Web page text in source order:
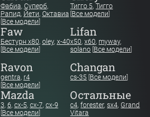
Фабиа, Суперб,
Рапид, Йети, Октавиа
[Все модели]
Тигго 5,Тигго
[Все модели]
Faw
Бестурн х80, oley, x-40
[Все модели]
Lifan
x50,x60, myway,
solano [Все модели]
Ravon
gentra, r4
[Все модели]
Changan
cs-35 [Все модели]
Mazda
3, 6, cx-5, cx-7, cx-9
[Все модели]
Остальные
c4,forester,sx4, Grand
Vitara